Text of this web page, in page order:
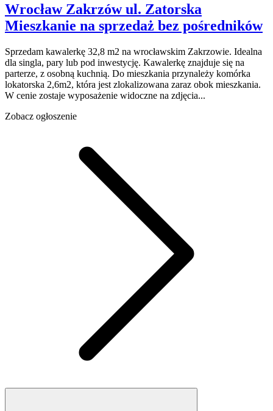
Wrocław Zakrzów ul. Zatorska
Mieszkanie na sprzedaż bez pośredników
Sprzedam kawalerkę 32,8 m2 na wrocławskim Zakrzowie. Idealna
dla singla, pary lub pod inwestycję. Kawalerkę znajduje się na
parterze, z osobną kuchnią. Do mieszkania przynależy komórka
lokatorska 2,6m2, która jest zlokalizowana zaraz obok mieszkania.
W cenie zostaje wyposażenie widoczne na zdjęcia...
Zobacz ogłoszenie